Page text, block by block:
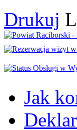
Drukuj
Jak